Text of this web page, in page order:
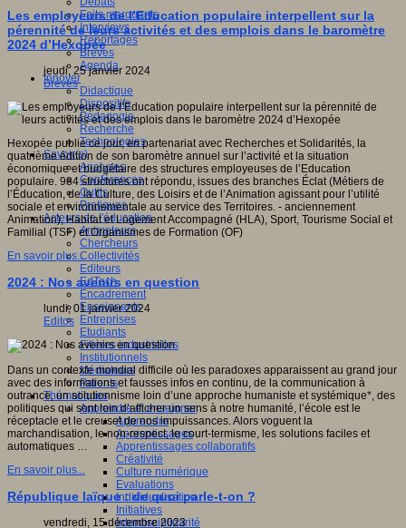
Faits marquants
Interviews
Reportages
Brèves
Agenda
Innover
Didactique
Dispositifs
Pédagogie
Recherche
Technologies
Savoir(s)
Analyses
Conférences
Outils
Pratiques
Acteurs de l'éducation
Animateurs
Chercheurs
Collectivités
Editeurs
EdTech
Encadrement
Enseignants
Entreprises
Etudiants
Filières industrielles
Institutionnels
Médiateurs
Parents
Thématiques
Apprendre et enseigner
Apprendre
Apprentissages
Apprentissages collaboratifs
Créativité
Culture numérique
Evaluations
Individualisation
Initiatives
Interdisciplinarité
Les employeurs de l’Education populaire interpellent sur la
pérennité de leurs activités et des emplois dans le baromètre
2024 d’Hexopée
jeudi, 25 janvier 2024
Brèves
Hexopée publie ce jour, en partenariat avec Recherches et Solidarités, la
quatrième édition de son baromètre annuel sur l’activité et la situation
économique et budgétaire des structures employeuses de l’Education
populaire. 984 structures ont répondu, issues des branches Éclat (Métiers de
l’Éducation, de la Culture, des Loisirs et de l’Animation agissant pour l’utilité
sociale et environnementale au service des Territoires. - anciennement
Animation), Habitat et Logement Accompagné (HLA), Sport, Tourisme Social et
Familial (TSF) et Organismes de Formation (OF)
En savoir plus...
2024 : Nos avenirs en question
lundi, 01 janvier 2024
Editos
Dans un contexte mondial difficile où les paradoxes apparaissent au grand jour
avec des informations et fausses infos en continu, de la communication à
outrance, un solutionnisme loin d’une approche humaniste et systémique*, des
politiques qui sont loin d’afficher un sens à notre humanité, l’école est le
réceptacle et le creuset de nos impuissances. Alors voguent la
marchandisation, le non-respect, le court-termisme, les solutions faciles et
automatiques …
En savoir plus...
République laïque : de quoi parle-t-on ?
vendredi, 15 décembre 2023